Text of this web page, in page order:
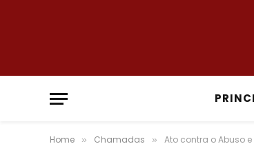
Home » Chamadas » Ato contra o Abuso